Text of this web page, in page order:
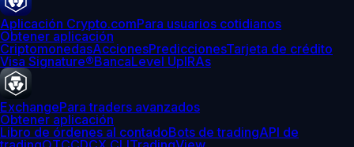
Aplicación Crypto.comPara usuarios cotidianos
Obtener aplicación
CriptomonedasAccionesPrediccionesTarjeta de crédito
Visa Signature®BancaLevel UpIRAs
ExchangePara traders avanzados
Obtener aplicación
Libro de órdenes al contadoBots de tradingAPI de